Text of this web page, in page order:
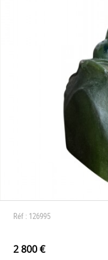
Réf : 126995
2 800 €